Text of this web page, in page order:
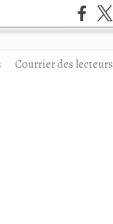
Courrier des lecteurs